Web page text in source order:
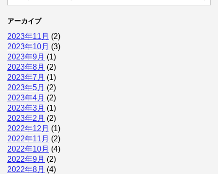
アーカイブ
2023年11月 (2)
2023年10月 (3)
2023年9月 (1)
2023年8月 (2)
2023年7月 (1)
2023年5月 (2)
2023年4月 (2)
2023年3月 (1)
2023年2月 (2)
2022年12月 (1)
2022年11月 (2)
2022年10月 (4)
2022年9月 (2)
2022年8月 (4)